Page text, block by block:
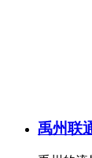
禹州联